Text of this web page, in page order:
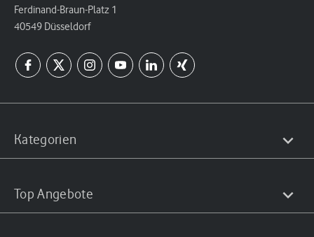
Ferdinand-Braun-Platz 1
40549 Düsseldorf
Kategorien
Top Angebote